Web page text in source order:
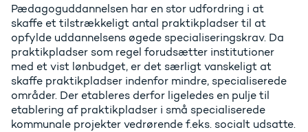
Pædagoguddannelsen har en stor udfordring i at
skaffe et tilstrækkeligt antal praktikpladser til at
opfylde uddannelsens øgede specialiseringskrav. Da
praktikpladser som regel forudsætter institutioner
med et vist lønbudget, er det særligt vanskeligt at
skaffe praktikpladser indenfor mindre, specialiserede
områder. Der etableres derfor ligeledes en pulje til
etablering af praktikpladser i små specialiserede
kommunale projekter vedrørende f.eks. socialt udsatte.